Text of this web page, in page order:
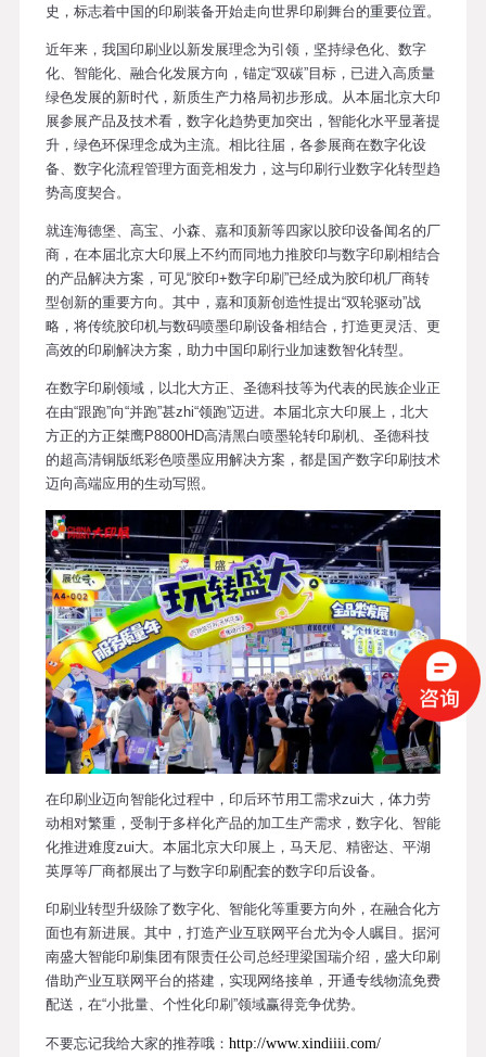
史，标志着中国的印刷装备开始走向世界印刷舞台的重要位置。
近年来，我国印刷业以新发展理念为引领，坚持绿色化、数字
化、智能化、融合化发展方向，锚定“双碳”目标，已进入高质量
绿色发展的新时代，新质生产力格局初步形成。从本届北京大印
展参展产品及技术看，数字化趋势更加突出，智能化水平显著提
升，绿色环保理念成为主流。相比往届，各参展商在数字化设
备、数字化流程管理方面竞相发力，这与印刷行业数字化转型趋
势高度契合。
就连海德堡、高宝、小森、嘉和顶新等四家以胶印设备闻名的厂
商，在本届北京大印展上不约而同地力推胶印与数字印刷相结合
的产品解决方案，可见“胶印+数字印刷”已经成为胶印机厂商转
型创新的重要方向。其中，嘉和顶新创造性提出“双轮驱动”战
略，将传统胶印机与数码喷墨印刷设备相结合，打造更灵活、更
高效的印刷解决方案，助力中国印刷行业加速数智化转型。
在数字印刷领域，以北大方正、圣德科技等为代表的民族企业正
在由“跟跑”向“并跑”甚zhi“领跑”迈进。本届北京大印展上，北大
方正的方正桀鹰P8800HD高清黑白喷墨轮转印刷机、圣德科技
的超高清铜版纸彩色喷墨应用解决方案，都是国产数字印刷技术
迈向高端应用的生动写照。
在印刷业迈向智能化过程中，印后环节用工需求zui大，体力劳
动相对繁重，受制于多样化产品的加工生产需求，数字化、智能
化推进难度zui大。本届北京大印展上，马天尼、精密达、平湖
英厚等厂商都展出了与数字印刷配套的数字印后设备。
印刷业转型升级除了数字化、智能化等重要方向外，在融合化方
面也有新进展。其中，打造产业互联网平台尤为令人瞩目。据河
南盛大智能印刷集团有限责任公司总经理梁国瑞介绍，盛大印刷
借助产业互联网平台的搭建，实现网络接单，开通专线物流免费
配送，在“小批量、个性化印刷”领域赢得竞争优势。
不要忘记我给大家的推荐哦： http://www.xindiiii.com/